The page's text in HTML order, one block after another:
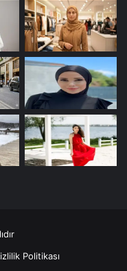
Politikası